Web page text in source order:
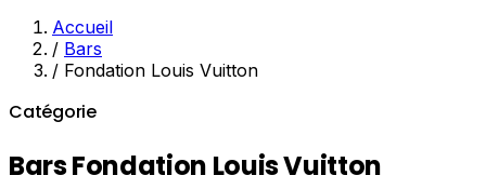
Accueil
/ Bars
/ Fondation Louis Vuitton
Catégorie
Bars Fondation Louis Vuitton